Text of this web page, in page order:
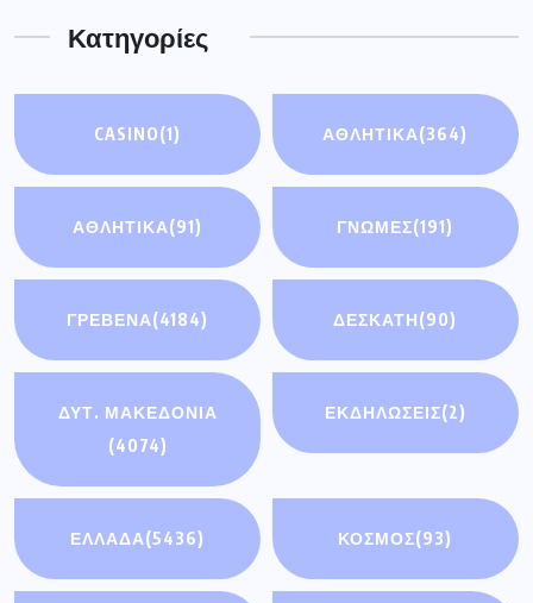
Κατηγορίες
CASINO(1) ΑΘΛΗΤΙΚΑ(364)
ΑΘΛΗΤΙΚΆ(91) ΓΝΩΜΕΣ(191)
ΓΡΕΒΕΝΑ(4184) ΔΕΣΚΑΤΗ(90)
ΔΥΤ. ΜΑΚΕΔΟΝΙΑ
(4074)
ΕΚΔΗΛΩΣΕΙΣ(2)
ΕΛΛΑΔΑ(5436) ΚΟΣΜΟΣ(93)